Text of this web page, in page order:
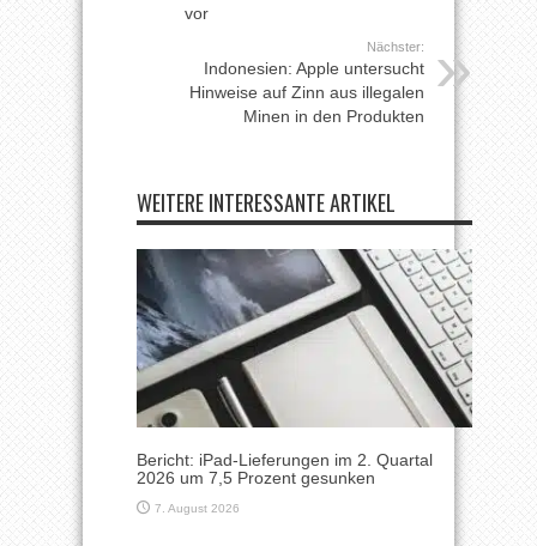
vor
Nächster:
Indonesien: Apple untersucht
Hinweise auf Zinn aus illegalen
Minen in den Produkten
WEITERE INTERESSANTE ARTIKEL
Bericht: iPad-Lieferungen im 2. Quartal
2026 um 7,5 Prozent gesunken
7. August 2026